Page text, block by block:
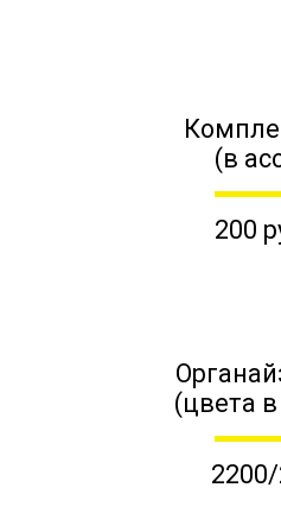
(в
200
(цвета